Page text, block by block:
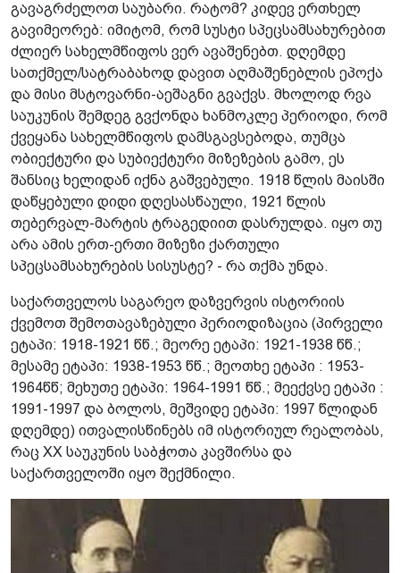
გავაგრძელოთ საუბარი. რატომ? კიდევ ერთხელ
გავიმეორებ: იმიტომ, რომ სუსტი სპეცსამსახურებით
ძლიერ სახელმწიფოს ვერ ავაშენებთ. დღემდე
სათქმელ/სატრაბახოდ დავით აღმაშენებლის ეპოქა
და მისი მსტოვარნი-აეშაგნი გვაქვს. მხოლოდ რვა
საუკუნის შემდეგ გვქონდა ხანმოკლე პერიოდი, რომ
ქვეყანა სახელმწიფოს დამსგავსებოდა, თუმცა
ობიექტური და სუბიექტური მიზეზების გამო, ეს
შანსიც ხელიდან იქნა გაშვებული. 1918 წლის მაისში
დაწყებული დიდი დღესასწაული, 1921 წლის
თებერვალ-მარტის ტრაგედიით დასრულდა. იყო თუ
არა ამის ერთ-ერთი მიზეზი ქართული
სპეცსამსახურების სისუსტე? - რა თქმა უნდა.
საქართველოს საგარეო დაზვერვის ისტორიის
ქვემოთ შემოთავაზებული პერიოდიზაცია (პირველი
ეტაპი: 1918-1921 წწ.; მეორე ეტაპი: 1921-1938 წწ.;
მესამე ეტაპი: 1938-1953 წწ.; მეოთხე ეტაპი : 1953-
1964წწ; მეხუთე ეტაპი: 1964-1991 წწ.; მეექვსე ეტაპი :
1991-1997 და ბოლოს, მეშვიდე ეტაპი: 1997 წლიდან
დღემდე) ითვალისწინებს იმ ისტორიულ რეალობას,
რაც XX საუკუნის საბჭოთა კავშირსა და
საქართველოში იყო შექმნილი.